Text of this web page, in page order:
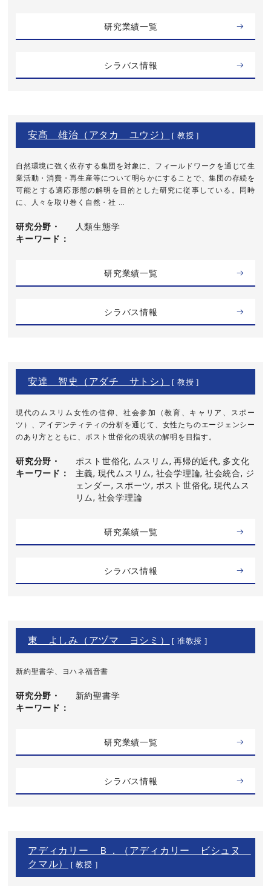
研究業績一覧
シラバス情報
安髙 雄治（アタカ ユウジ） [ 教授 ]
自然環境に強く依存する集団を対象に、フィールドワークを通じて生
業活動・消費・再生産等について明らかにすることで、集団の存続を
可能とする適応形態の解明を目的とした研究に従事している。同時
に、人々を取り巻く自然・社 ...
研究分野・
キーワード
人類生態学
研究業績一覧
シラバス情報
安達 智史（アダチ サトシ） [ 教授 ]
現代のムスリム女性の信仰、社会参加（教育、キャリア、スポー
ツ）、アイデンティティの分析を通じて、女性たちのエージェンシー
のあり方とともに、ポスト世俗化の現状の解明を目指す。
研究分野・
キーワード
ポスト世俗化, ムスリム, 再帰的近代, 多文化
主義, 現代ムスリム, 社会学理論, 社会統合, ジ
ェンダー, スポーツ, ポスト世俗化, 現代ムス
リム, 社会学理論
研究業績一覧
シラバス情報
東 よしみ（アヅマ ヨシミ） [ 准教授 ]
新約聖書学、ヨハネ福音書
研究分野・
キーワード
新約聖書学
研究業績一覧
シラバス情報
アディカリー Ｂ．（アディカリー ビシュヌ
クマル）
[ 教授 ]